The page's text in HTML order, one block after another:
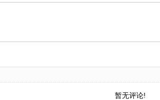
暂无评论!